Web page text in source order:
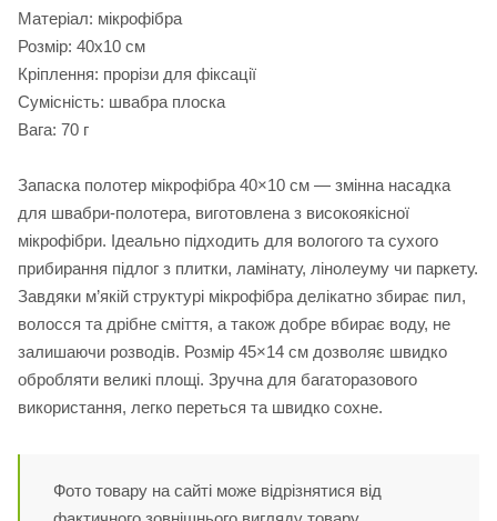
Матеріал: мікрофібра
Розмір: 40х10 см
Кріплення: прорізи для фіксації
Сумісність: швабра плоска
Вага: 70 г
Запаска полотер мікрофібра 40×10 см — змінна насадка
для швабри-полотера, виготовлена з високоякісної
мікрофібри. Ідеально підходить для вологого та сухого
прибирання підлог з плитки, ламінату, лінолеуму чи паркету.
Завдяки м’якій структурі мікрофібра делікатно збирає пил,
волосся та дрібне сміття, а також добре вбирає воду, не
залишаючи розводів. Розмір 45×14 см дозволяє швидко
обробляти великі площі. Зручна для багаторазового
використання, легко переться та швидко сохне.
Фото товару на сайті може відрізнятися від